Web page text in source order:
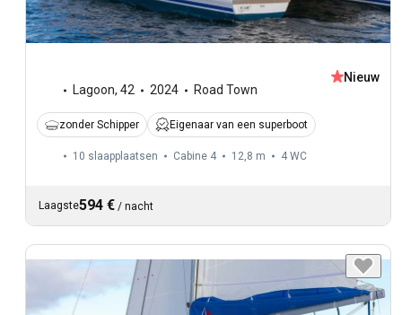
Lagoon, 42 2024 Road Town
Nieuw
zonder Schipper Eigenaar van een superboot
10 slaapplaatsen Cabine 4 12,8 m 4 WC
Laagste594 € / nacht